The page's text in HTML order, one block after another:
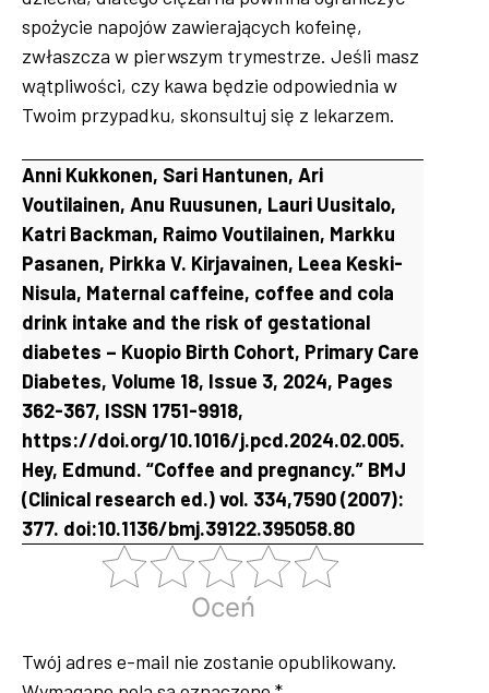
spożycie napojów zawierających kofeinę,
zwłaszcza w pierwszym trymestrze. Jeśli masz
wątpliwości, czy kawa będzie odpowiednia w
Twoim przypadku, skonsultuj się z lekarzem.
Anni Kukkonen, Sari Hantunen, Ari
Voutilainen, Anu Ruusunen, Lauri Uusitalo,
Katri Backman, Raimo Voutilainen, Markku
Pasanen, Pirkka V. Kirjavainen, Leea Keski-
Nisula, Maternal caffeine, coffee and cola
drink intake and the risk of gestational
diabetes – Kuopio Birth Cohort, Primary Care
Diabetes, Volume 18, Issue 3, 2024, Pages
362-367, ISSN 1751-9918,
https://doi.org/10.1016/j.pcd.2024.02.005.
Hey, Edmund. “Coffee and pregnancy.” BMJ
(Clinical research ed.) vol. 334,7590 (2007):
377. doi:10.1136/bmj.39122.395058.80
Oceń
Twój adres e-mail nie zostanie opublikowany.